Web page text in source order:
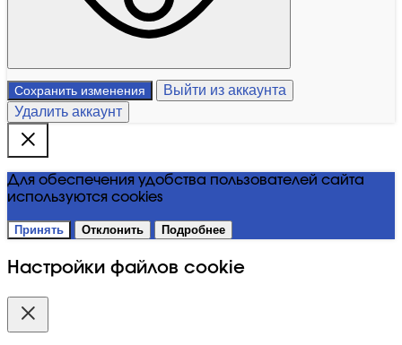
Сохранить изменения
Выйти из аккаунта
Удалить аккаунт
Для обеспечения удобства пользователей сайта
используются cookies
Принять Отклонить Подробнее
Настройки файлов cookie